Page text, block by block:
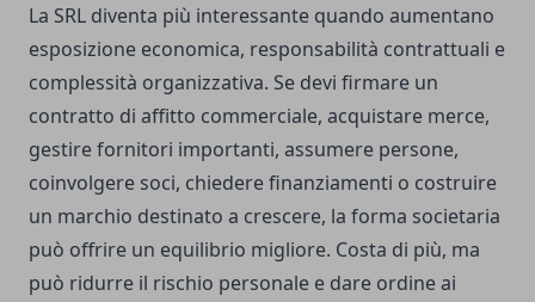
La SRL diventa più interessante quando aumentano
esposizione economica, responsabilità contrattuali e
complessità organizzativa. Se devi firmare un
contratto di affitto commerciale, acquistare merce,
gestire fornitori importanti, assumere persone,
coinvolgere soci, chiedere finanziamenti o costruire
un marchio destinato a crescere, la forma societaria
può offrire un equilibrio migliore. Costa di più, ma
può ridurre il rischio personale e dare ordine ai